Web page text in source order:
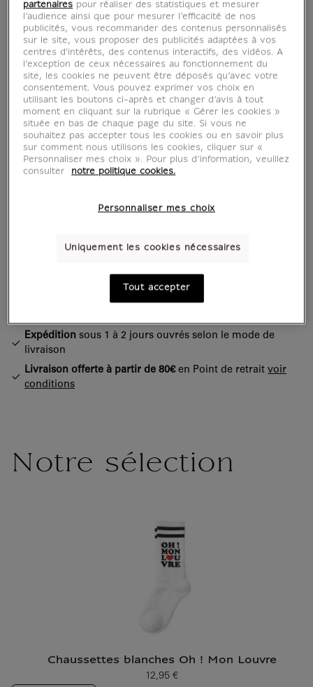
Chaussettes noires Oh
! Mon Louvre
CH901699
Craquez pour ces chaussettes originales et
décalées pensées pour les passionnés du
Louvre !
Boutique officielledu musée du Louvre
Expédition sous 1 à 2 jours ouvrés selon le mode de
livraison
Livraison offerte à partir de 80€en Point de retrait voir
conditions
Notre sélection
Chaussettes blanches Oh ! Mon Louvre
Prix ​​actuel
12,95 €
partenaires pour réaliser des statistiques et mesurer
l’audience ainsi que pour mesurer l’efficacité de nos
publicités, vous recommander des contenus personnalisés
sur le site, vous proposer des publicités adaptées à vos
centres d'intérêts, des contenus interactifs, des vidéos. A
l’exception de ceux nécessaires au fonctionnement du
site, les cookies ne peuvent être déposés qu’avec votre
consentement. Vous pouvez exprimer vos choix en
utilisant les boutons ci-après et changer d’avis à tout
moment en cliquant sur la rubrique « Gérer les cookies »
située en bas de chaque page du site. Si vous ne
souhaitez pas accepter tous les cookies ou en savoir plus
sur comment nous utilisons les cookies, cliquer sur «
Personnaliser mes choix ». Pour plus d’information, veuillez
consulter
notre politique cookies.
Personnaliser mes choix
Uniquement les cookies nécessaires
Tout accepter